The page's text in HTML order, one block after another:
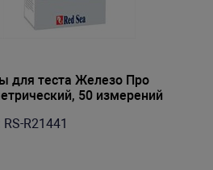
для теста Железо Про
50 измерений
R21441